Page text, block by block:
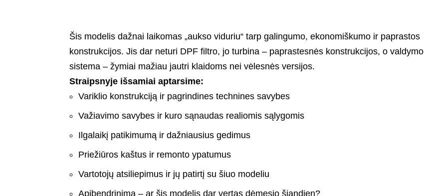
Šis modelis dažnai laikomas „aukso viduriu“ tarp galingumo, ekonomiškumo ir paprastos
konstrukcijos. Jis dar neturi DPF filtro, jo turbina – paprastesnės konstrukcijos, o valdymo
sistema – žymiai mažiau jautri klaidoms nei vėlesnės versijos.
Straipsnyje išsamiai aptarsime:
Variklio konstrukciją ir pagrindines technines savybes
Važiavimo savybes ir kuro sąnaudas realiomis sąlygomis
Ilgalaikį patikimumą ir dažniausius gedimus
Priežiūros kaštus ir remonto ypatumus
Vartotojų atsiliepimus ir jų patirtį su šiuo modeliu
Apibendrinimą – ar šis modelis dar vertas dėmesio šiandien?